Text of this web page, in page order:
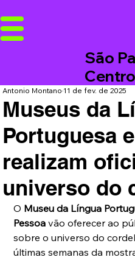
São
Centro
Museus da
Portuguesa
realizam
universo do
Antonio Montano11 de fev. de 2025
O Museu da Língua
Pessoa vão oferecer ao
sobre o universo do
últimas semanas da